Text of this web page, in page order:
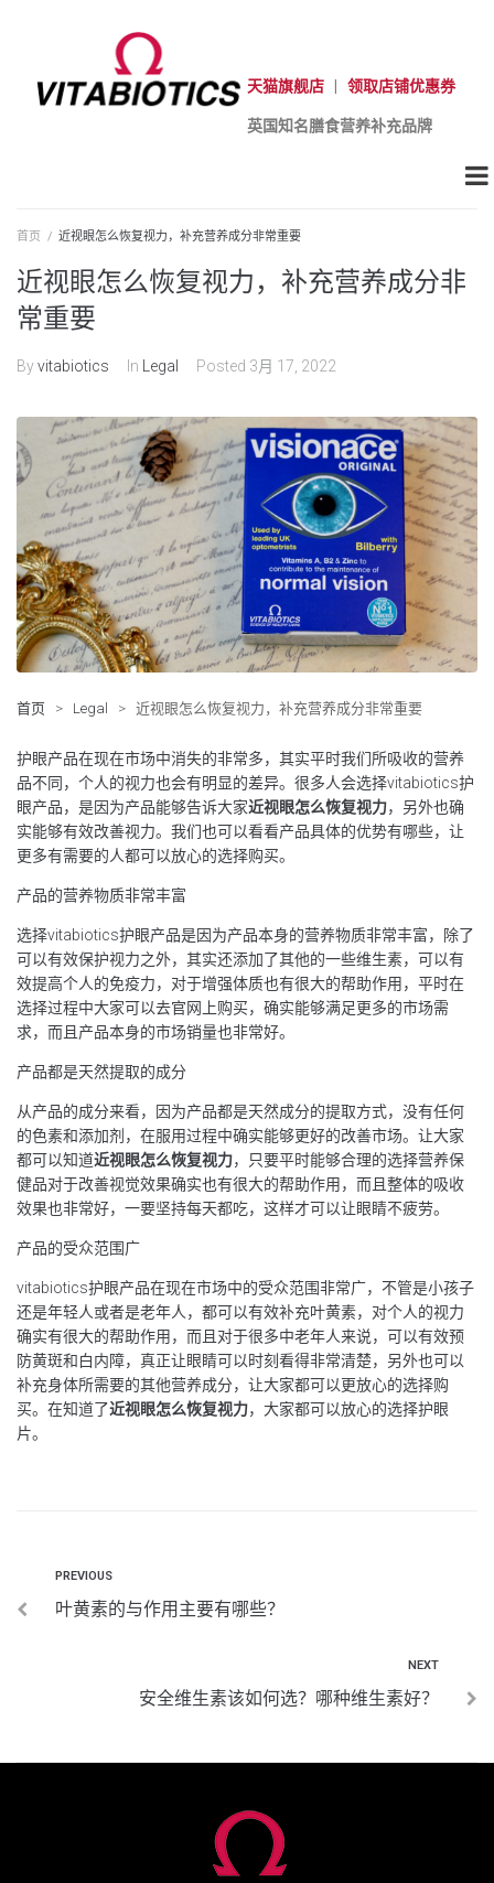
天猫旗舰店 领取店铺优惠券
英国知名膳食营养补充品牌
首页 / 近视眼怎么恢复视力，补充营养成分非常重要
近视眼怎么恢复视力，补充营养成分非
常重要
Byvitabiotics In Legal Posted 3月 17, 2022
首页 > Legal > 近视眼怎么恢复视力，补充营养成分非常重要
护眼产品在现在市场中消失的非常多，其实平时我们所吸收的营养
品不同，个人的视力也会有明显的差异。很多人会选择vitabiotics护
眼产品，是因为产品能够告诉大家近视眼怎么恢复视力，另外也确
实能够有效改善视力。我们也可以看看产品具体的优势有哪些，让
更多有需要的人都可以放心的选择购买。
产品的营养物质非常丰富
选择vitabiotics护眼产品是因为产品本身的营养物质非常丰富，除了
可以有效保护视力之外，其实还添加了其他的一些维生素，可以有
效提高个人的免疫力，对于增强体质也有很大的帮助作用，平时在
选择过程中大家可以去官网上购买，确实能够满足更多的市场需
求，而且产品本身的市场销量也非常好。
产品都是天然提取的成分
从产品的成分来看，因为产品都是天然成分的提取方式，没有任何
的色素和添加剂，在服用过程中确实能够更好的改善市场。让大家
都可以知道近视眼怎么恢复视力，只要平时能够合理的选择营养保
健品对于改善视觉效果确实也有很大的帮助作用，而且整体的吸收
效果也非常好，一要坚持每天都吃，这样才可以让眼睛不疲劳。
产品的受众范围广
vitabiotics护眼产品在现在市场中的受众范围非常广，不管是小孩子
还是年轻人或者是老年人，都可以有效补充叶黄素，对个人的视力
确实有很大的帮助作用，而且对于很多中老年人来说，可以有效预
防黄斑和白内障，真正让眼睛可以时刻看得非常清楚，另外也可以
补充身体所需要的其他营养成分，让大家都可以更放心的选择购
买。在知道了近视眼怎么恢复视力，大家都可以放心的选择护眼
片。
PREVIOUS
叶黄素的与作用主要有哪些？
NEXT
安全维生素该如何选？哪种维生素好？